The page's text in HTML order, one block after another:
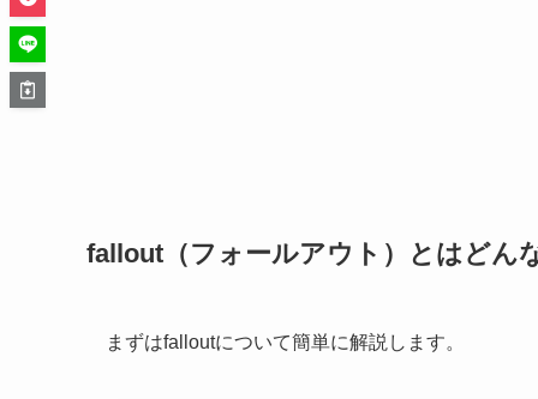
fallout（フォールアウト）とはどん
まずはfalloutについて簡単に解説します。